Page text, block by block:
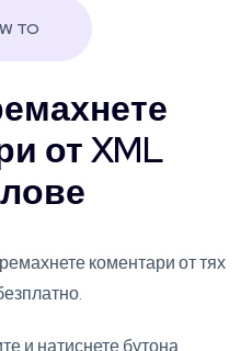
TO
от XML
коментари от тях